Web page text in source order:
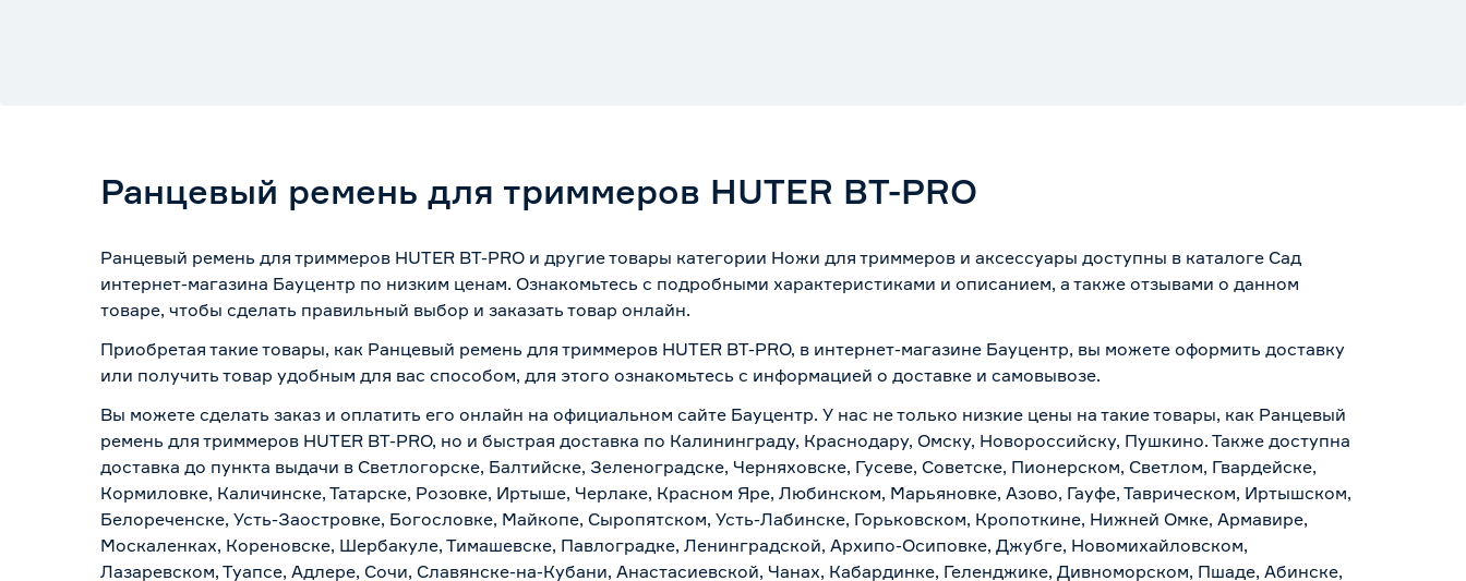
Ранцевый ремень для триммеров HUTER BT-PRO
Ранцевый ремень для триммеров HUTER BT-PRO и другие товары категории Ножи для триммеров и аксессуары доступны в каталоге Сад
интернет-магазина Бауцентр по низким ценам. Ознакомьтесь с подробными характеристиками и описанием, а также отзывами о данном
товаре, чтобы сделать правильный выбор и заказать товар онлайн.
Приобретая такие товары, как Ранцевый ремень для триммеров HUTER BT-PRO, в интернет-магазине Бауцентр, вы можете оформить доставку
или получить товар удобным для вас способом, для этого ознакомьтесь с информацией о доставке и самовывозе.
Вы можете сделать заказ и оплатить его онлайн на официальном сайте Бауцентр. У нас не только низкие цены на такие товары, как Ранцевый
ремень для триммеров HUTER BT-PRO, но и быстрая доставка по Калининграду, Краснодару, Омску, Новороссийску, Пушкино. Также доступна
доставка до пункта выдачи в Светлогорске, Балтийске, Зеленоградске, Черняховске, Гусеве, Советске, Пионерском, Светлом, Гвардейске,
Кормиловке, Каличинске, Татарске, Розовке, Иртыше, Черлаке, Красном Яре, Любинском, Марьяновке, Азово, Гауфе, Таврическом, Иртышском,
Белореченске, Усть-Заостровке, Богословке, Майкопе, Сыропятском, Усть-Лабинске, Горьковском, Кропоткине, Нижней Омке, Армавире,
Москаленках, Кореновске, Шербакуле, Тимашевске, Павлоградке, Ленинградской, Архипо-Осиповке, Джубге, Новомихайловском,
Лазаревском, Туапсе, Адлере, Сочи, Славянске-на-Кубани, Анастасиевской, Чанах, Кабардинке, Геленджике, Дивноморском, Пшаде, Абинске,